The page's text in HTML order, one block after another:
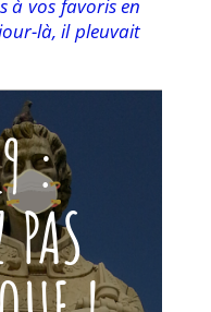
à vos favoris en
là, il pleuvait
: